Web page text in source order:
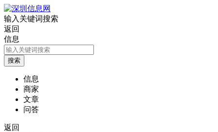
输入关键词搜索
返回
信息
信息
商家
文章
问答
返回